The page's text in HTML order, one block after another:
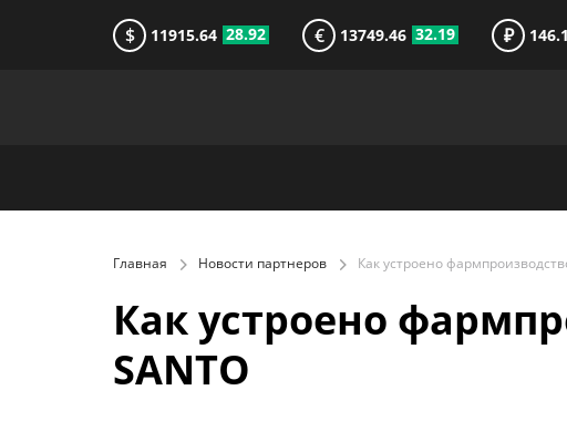
$ 11915.64 28.92 € 13749.46 32.19 ₽
Главная Новости партнеров
Как устроено
SANTO